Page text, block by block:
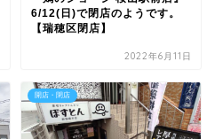
6/12(日)で閉店のようです。
【瑞穂区閉店】
2022年6月11日
開店・閉店